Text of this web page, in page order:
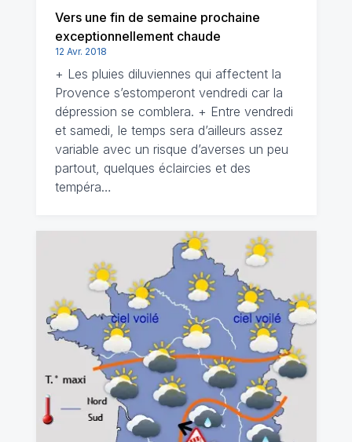
Vers une fin de semaine prochaine
exceptionnellement chaude
12 Avr. 2018
+ Les pluies diluviennes qui affectent la
Provence s’estomperont vendredi car la
dépression se comblera. + Entre vendredi
et samedi, le temps sera d’ailleurs assez
variable avec un risque d’averses un peu
partout, quelques éclaircies et des
tempéra…